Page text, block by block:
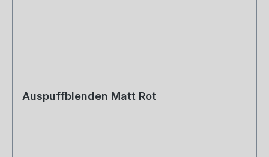
Auspuffblenden Matt Rot